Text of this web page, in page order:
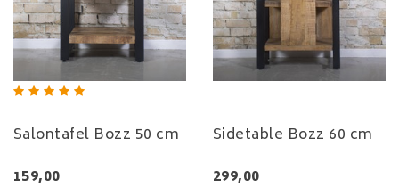
Salontafel Bozz 50 cm
159,00
Sidetable Bozz 60 cm
299,00